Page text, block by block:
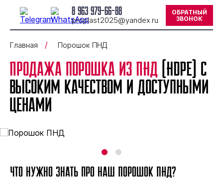
8 963 979-66-88
proplast2025@yandex.ru
ОБРАТНЫЙ
ЗВОНОК
Главная Порошок ПНД
Продажа порошка из ПНД
(HDPE) с
высоким качеством и доступными
ценами
Что нужно знать про наш Порошок ПНД?